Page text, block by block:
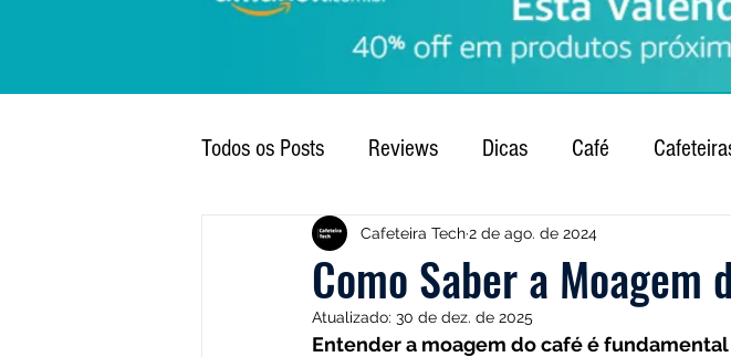
Todos os Posts Reviews Dicas Café
Produtos Nespresso TRES Electrolux
Café Solúvel Mondial Chaleiras
Como Saber a Moagem
Cafeteira Tech2 de ago. de 2024
Atualizado: 30 de dez. de 2025
Entender a moagem do café é